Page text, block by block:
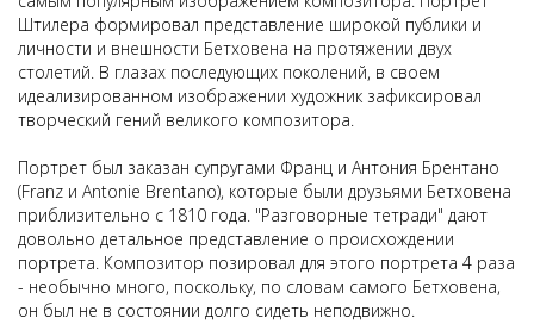
Штилера формировал представление широкой публики и
личности и внешности Бетховена на протяжении двух
столетий. В глазах последующих поколений, в своем
идеализированном изображении художник зафиксировал
творческий гений великого композитора.
Портрет был заказан супругами Франц и Антония Брентано
(Franz и Antonie Brentano), которые были друзьями Бетховена
приблизительно с 1810 года. "Разговорные тетради" дают
довольно детальное представление о происхождении
портрета. Композитор позировал для этого портрета 4 раза
- необычно много, поскольку, по словам самого Бетховена,
он был не в состоянии долго сидеть неподвижно.